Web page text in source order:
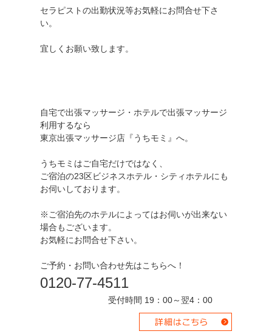
セラピストの出勤状況等お気軽にお問合せ下さ
い。
宜しくお願い致します。
自宅で出張マッサージ・ホテルで出張マッサージ
利用するなら
東京出張マッサージ店『うちモミ』へ。
うちモミはご自宅だけではなく、
ご宿泊の23区ビジネスホテル・シティホテルにも
お伺いしております。
※ご宿泊先のホテルによってはお伺いが出来ない
場合もございます。
お気軽にお問合せ下さい。
ご予約・お問い合わせ先はこちらへ！
0120-77-4511
受付時間 19：00～翌4：00